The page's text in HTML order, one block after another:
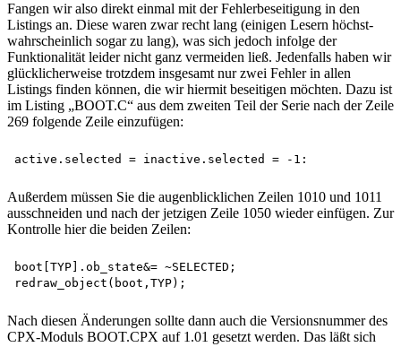
Fangen wir also direkt einmal mit der Fehlerbeseitigung in den
Listings an. Diese waren zwar recht lang (einigen Lesern höchst-
wahrscheinlich sogar zu lang), was sich jedoch infolge der
Funktionalität leider nicht ganz vermeiden ließ. Jedenfalls haben wir
glücklicherweise trotzdem insgesamt nur zwei Fehler in allen
Listings finden können, die wir hiermit beseitigen möchten. Dazu ist
im Listing „BOOT.C“ aus dem zweiten Teil der Serie nach der Zeile
269 folgende Zeile einzufügen:
Außerdem müssen Sie die augenblicklichen Zeilen 1010 und 1011
ausschneiden und nach der jetzigen Zeile 1050 wieder einfügen. Zur
Kontrolle hier die beiden Zeilen:
boot[TYP].ob_state&= ~SELECTED;
Nach diesen Änderungen sollte dann auch die Versionsnummer des
CPX-Moduls BOOT.CPX auf 1.01 gesetzt werden. Das läßt sich